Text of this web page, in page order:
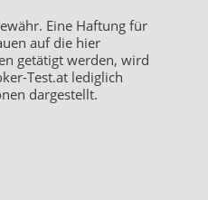
Eine Haftung für
auf die hier
getätigt werden, wird
Test.at lediglich
dargestellt.